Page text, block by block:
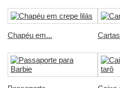
Chapéu em...